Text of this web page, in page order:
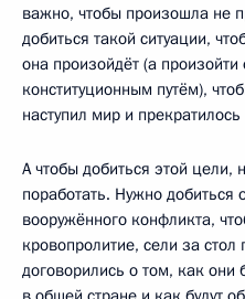
важно, чтобы произошла не
добиться такой ситуации,
она произойдёт (а
конституционным путём),
наступил мир и
А чтобы добиться этой цели,
поработать. Нужно добиться
вооружённого конфликта,
кровопролитие, сели за
договорились о том, как они